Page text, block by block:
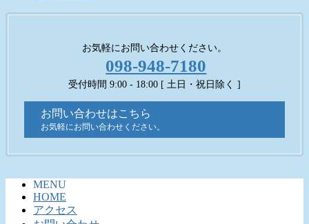
お気軽にお問い合わせください。
098-948-7180
受付時間 9:00 - 18:00 [ 土日・祝日除く ]
お問い合わせはこちら
お気軽にお問い合わせください。
MENU
HOME
アクセス